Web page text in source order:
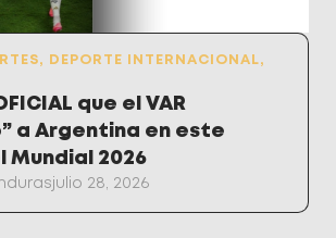
, DEPORTE INTERNACIONAL,
que el VAR
a Argentina en este
2026
julio 28, 2026